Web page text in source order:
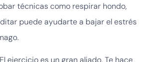
técnicas como respirar hondo,
puede ayudarte a bajar el estrés
ejercicio es un gran aliado. Te hace